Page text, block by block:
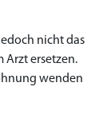
nicht das
Arzt ersetzen.
wenden